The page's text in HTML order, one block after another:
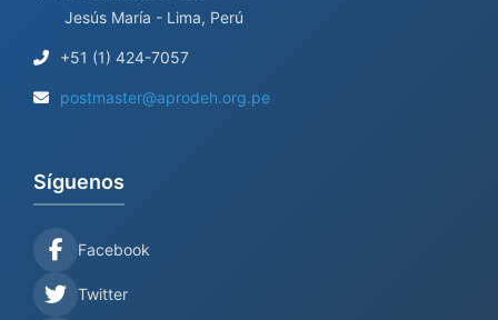
Jesús María - Lima, Perú
+51 (1) 424-7057
postmaster@aprodeh.org.pe
Síguenos
Facebook
Twitter